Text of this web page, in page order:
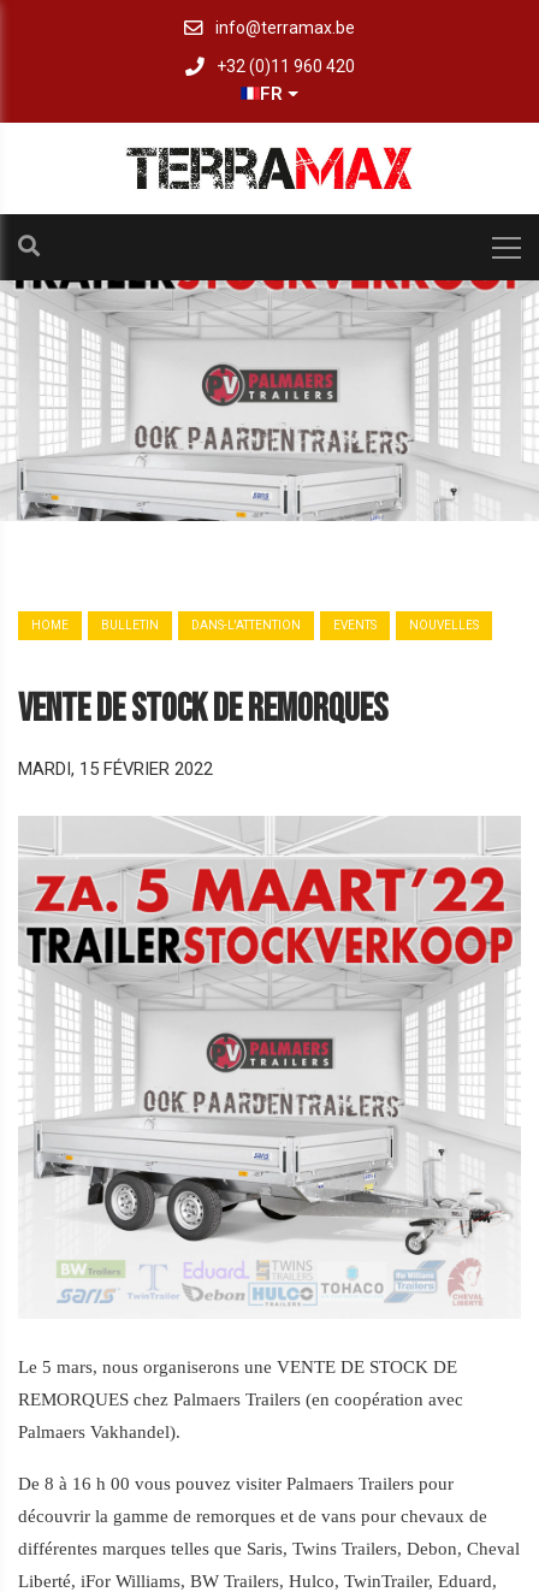
info@terramax.be
+32 (0)11 960 420
FR
HOME BULLETIN DANS-L'ATTENTION EVENTS NOUVELLES
Vente de stock de remorques
MARDI, 15 FÉVRIER 2022
Le 5 mars, nous organiserons une VENTE DE STOCK DE
REMORQUES chez Palmaers Trailers (en coopération avec
Palmaers Vakhandel).
De 8 à 16 h 00 vous pouvez visiter Palmaers Trailers pour
découvrir la gamme de remorques et de vans pour chevaux de
différentes marques telles que Saris, Twins Trailers, Debon, Cheval
Liberté, iFor Williams, BW Trailers, Hulco, TwinTrailer, Eduard,